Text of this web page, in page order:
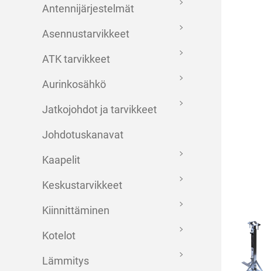
Antennijärjestelmät
Asennustarvikkeet
ATK tarvikkeet
Aurinkosähkö
Jatkojohdot ja tarvikkeet
Johdotuskanavat
Kaapelit
Keskustarvikkeet
Kiinnittäminen
Kotelot
Lämmitys